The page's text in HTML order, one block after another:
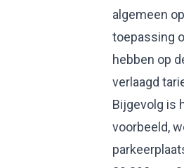
algemeen
toepassing
hebben op
verlaagd
Bijgevolg is
voorbeeld,